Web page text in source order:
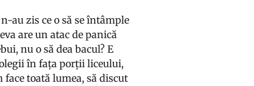
au zis ce o să se întâmple
are un atac de panică
nu o să dea bacul? E
în fața porții liceului,
face toată lumea, să discut